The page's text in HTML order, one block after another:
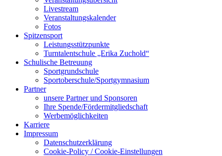
Livestream
Veranstaltungskalender
Fotos
Spitzensport
Leistungsstützpunkte
Turntalentschule „Erika Zuchold“
Schulische Betreuung
Sportgrundschule
Sportoberschule/Sportgymnasium
Partner
unsere Partner und Sponsoren
Ihre Spende/Fördermitgliedschaft
Werbemöglichkeiten
Karriere
Impressum
Datenschutzerklärung
Cookie-Policy / Cookie-Einstellungen